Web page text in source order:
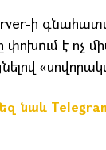
ի
է ոչ
նաև